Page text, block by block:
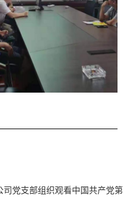
党支部组织观看中国共产党第